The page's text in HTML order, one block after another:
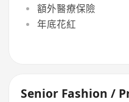
額外醫療保險
年底花紅
Senior Fashion /